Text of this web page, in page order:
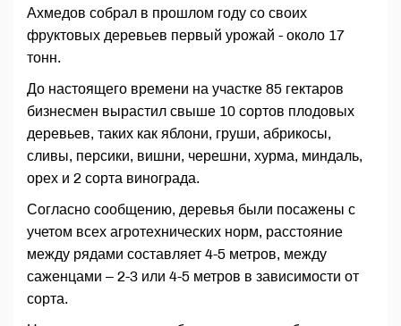
Ахмедов собрал в прошлом году со своих
фруктовых деревьев первый урожай - около 17
тонн.
До настоящего времени на участке 85 гектаров
бизнесмен вырастил свыше 10 сортов плодовых
деревьев, таких как яблони, груши, абрикосы,
сливы, персики, вишни, черешни, хурма, миндаль,
орех и 2 сорта винограда.
Согласно сообщению, деревья были посажены с
учетом всех агротехнических норм, расстояние
между рядами составляет 4-5 метров, между
саженцами – 2-3 или 4-5 метров в зависимости от
сорта.